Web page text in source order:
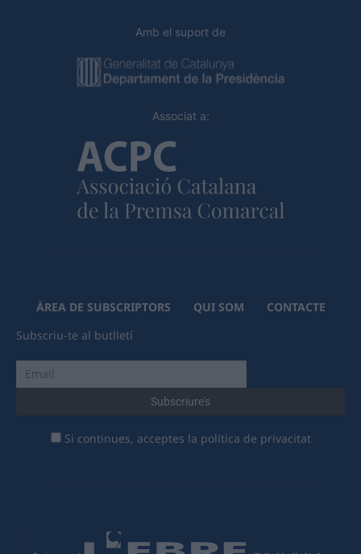
Amb el suport de
Associat a:
ÀREA DE SUBSCRIPTORS QUI SOM
CONTACTE
Subscriu-te al butlletí
Si continues, acceptes la política de privacitat